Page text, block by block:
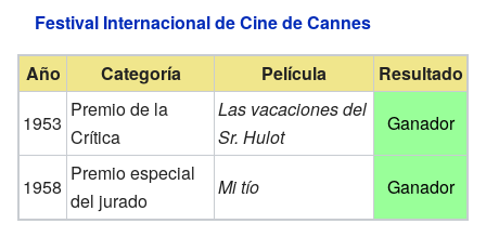
Festival Internacional de Cine de Cannes
Año Categoría Película
Resultado
1953
Premio de la
Crítica
Las vacaciones del
Sr. Hulot
Ganador
1958
Premio especial
del jurado
Mi tío Ganador